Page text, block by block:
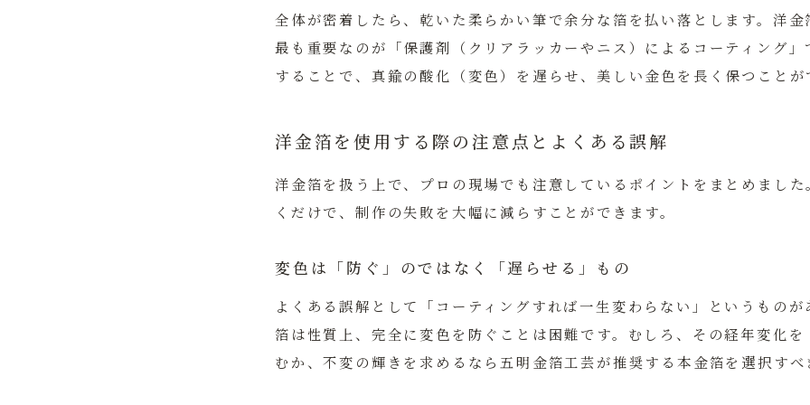
全体が密着したら、乾いた柔らかい筆で余分な箔を払い落とします。洋
最も重要なのが 「保護剤（クリアラッカーやニス）によるコーティング」
することで、真鍮の酸化（変色）を遅らせ、美しい金色を長く保つこと
洋金箔を使用する際の注意点とよくある誤解
洋金箔を扱う上で、プロの現場でも注意しているポイントをまとめまし
くだけで、制作の失敗を大幅に減らすことができます。
変色は「防ぐ」のではなく「遅らせる」もの
よくある誤解として「コーティングすれば一生変わらない」というもの
箔は性質上、完全に変色を防ぐことは困難です。むしろ、その経年変化
むか、不変の輝きを求めるなら五明金箔工芸が推奨する本金箔を選択すべ